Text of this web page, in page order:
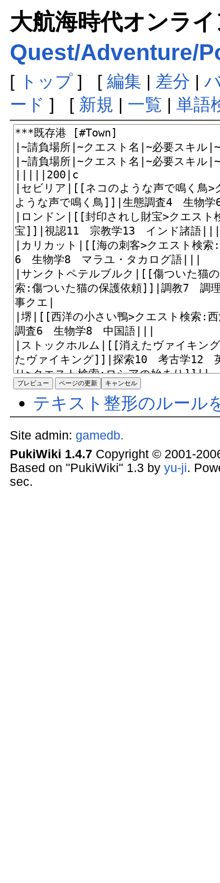
大航海時代オンラ
Quest/Adventure/
[ トップ] [ 編集 | 差分 |
ード ] [ 新規 | 一覧 | 単語
テキスト整形のルール
Site admin: gamedb.
PukiWiki 1.4.7 Copyright © 2001-
Based on "PukiWiki" 1.3 by yu-ji.
sec.